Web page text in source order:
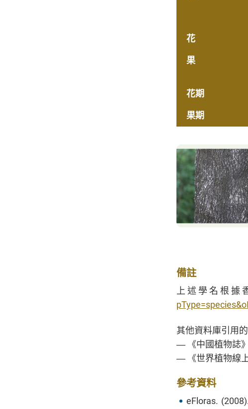
花
果
花期
果期
備註
上述學名根據
其他資料庫引用
― 《中國植物誌
― 《世界植物線
參考資料
eFloras.